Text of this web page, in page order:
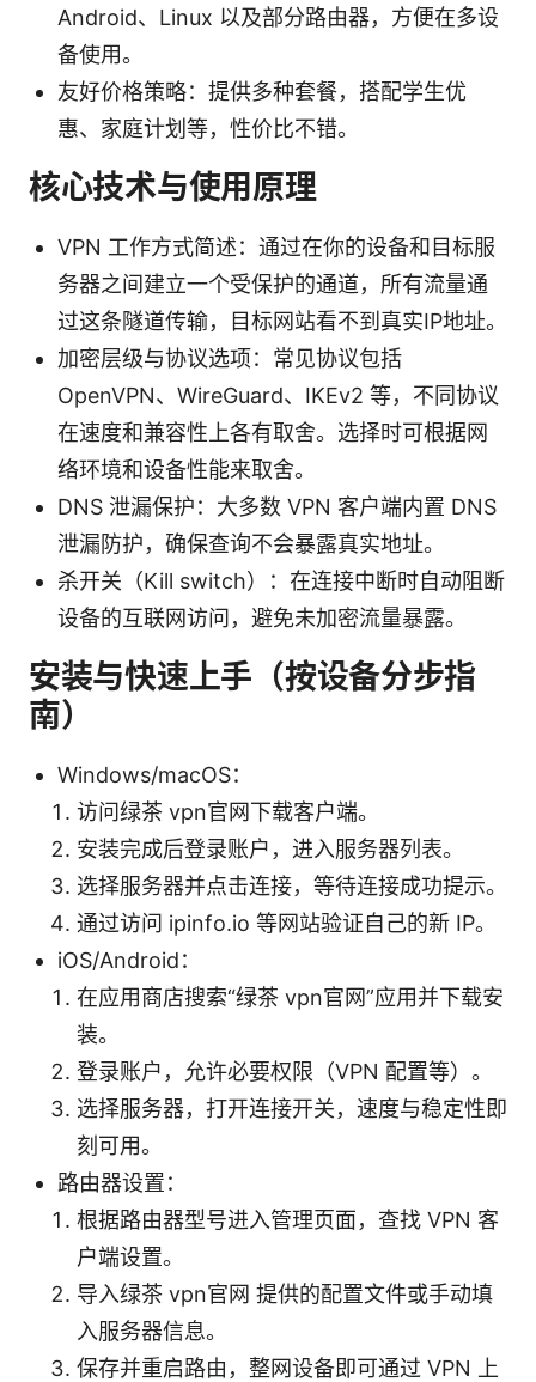
Android、Linux 以及部分路由器，方便在多设
备使用。
友好价格策略：提供多种套餐，搭配学生优
惠、家庭计划等，性价比不错。
核心技术与使用原理
VPN 工作方式简述：通过在你的设备和目标服
务器之间建立一个受保护的通道，所有流量通
过这条隧道传输，目标网站看不到真实IP地址。
加密层级与协议选项：常见协议包括
OpenVPN、WireGuard、IKEv2 等，不同协议
在速度和兼容性上各有取舍。选择时可根据网
络环境和设备性能来取舍。
DNS 泄漏保护：大多数 VPN 客户端内置 DNS
泄漏防护，确保查询不会暴露真实地址。
杀开关（Kill switch）：在连接中断时自动阻断
设备的互联网访问，避免未加密流量暴露。
安装与快速上手（按设备分步指
南）
Windows/macOS：
访问绿茶 vpn官网下载客户端。
安装完成后登录账户，进入服务器列表。
选择服务器并点击连接，等待连接成功提示。
通过访问 ipinfo.io 等网站验证自己的新 IP。
iOS/Android：
在应用商店搜索“绿茶 vpn官网”应用并下载安
装。
登录账户，允许必要权限（VPN 配置等）。
选择服务器，打开连接开关，速度与稳定性即
刻可用。
路由器设置：
根据路由器型号进入管理页面，查找 VPN 客
户端设置。
导入绿茶 vpn官网 提供的配置文件或手动填
入服务器信息。
保存并重启路由，整网设备即可通过 VPN 上